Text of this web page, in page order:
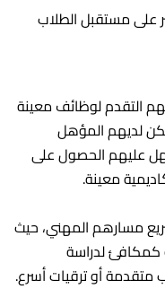
على مستقبل الطلاب
التقدم لوظائف معينة
لديهم المؤهل
عليهم الحصول على
معينة.
مسارهم المهني، حيث
كمكافئ لدراسة
متقدمة أو ترقيات أسرع.